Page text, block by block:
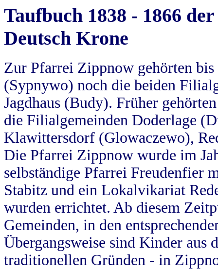
Taufbuch 1838 - 1866
Deutsch Krone
Zur Pfarrei Zippnow gehörten
(Sypnywo) noch die beiden
Jagdhaus (Budy). Früher
die Filialgemeinden Doderlage
Klawittersdorf (Glowaczewo),
Die Pfarrei Zippnow wurde im
selbständige Pfarrei Freudenfier
Stabitz und ein Lokalvikariat
wurden errichtet. Ab diesem
Gemeinden, in den
Übergangsweise sind Kinder aus
traditionellen Gründen - in